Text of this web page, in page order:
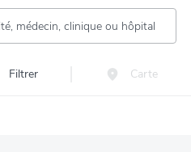
médecin, clinique ou hôpital
Filtrer Carte